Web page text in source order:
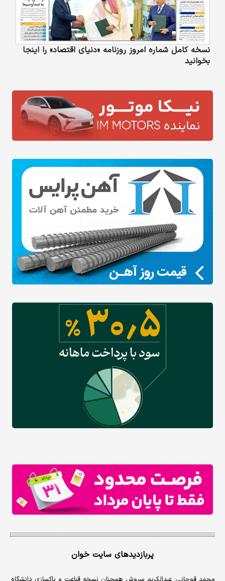
نسخه کامل شماره امروز روزنامه «دنیای‌ اقتصاد» را اینجا
بخوانید
پربازدیدهای سایت خوان